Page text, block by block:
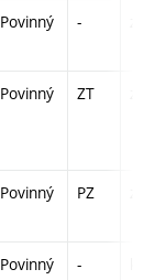
Povinný -
Povinný ZT
Povinný PZ
Povinný -